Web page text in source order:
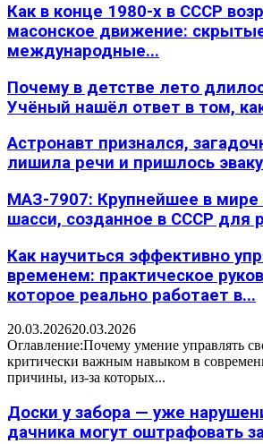
Как в конце 1980-х в СССР
масонское движение:
международные...
Почему в детстве лето
Учёный нашёл ответ в том,
Астронавт признался,
лишила речи и пришлось
МАЗ-7907: Крупнейшее в мире
шасси, созданное в СССР для
Как научиться эффективно
временем: практическое
которое реально работает в...
20.03.202620.03.2026
Оглавление:Почему умение управлять
критически важным навыком в
причины, из-за которых...
Доски у забора — уже
дачника могут оштрафовать